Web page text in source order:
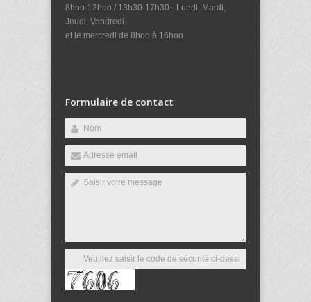
8hoo-12hoo / 13h30-17h30 - Lundi, Mardi,
Jeudi, Vendredi
et le mercredi de 8hoo à 16hoo
Formulaire de contact